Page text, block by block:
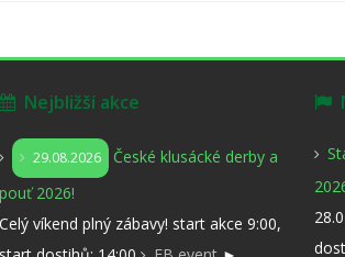
Nejbližší akce
29.08.2026
České klusácké derby a
pouť 2026!
Celý víkend plný zábavy! start akce 9:00,